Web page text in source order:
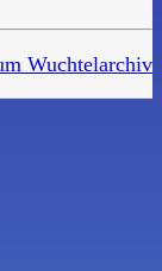
Wuchtelarchiv